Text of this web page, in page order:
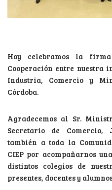
Hoy celebramos la
Cooperación entre nuestra
Industria, Comercio y
Córdoba.
Agradecemos al Sr.
Secretario de Comercio,
también a toda la
CIEP por acompañarnos
distintos colegios de
presentes, docentes y